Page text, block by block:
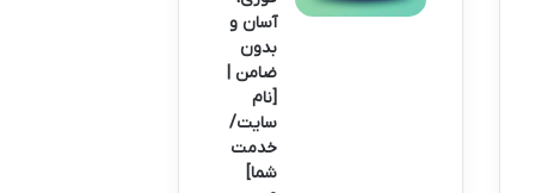
آسان و
بدون
ضامن |
[نام
سایت/
خدمت
شما]